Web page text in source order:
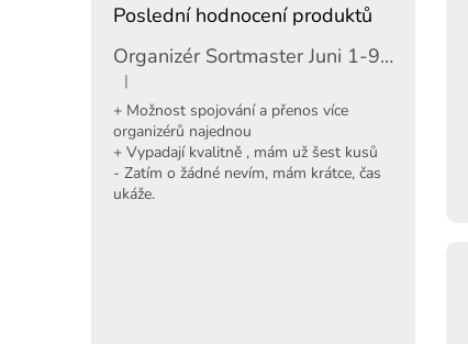
Poslední hodnocení produktů
Organizér Sortmaster Juni 1-97-483
Hodnocení produktu je 5 z 5 hvězdiček.
|
+ Možnost spojování a přenos více
organizérů najednou
+ Vypadají kvalitně , mám už šest kusů
- Zatím o žádné nevím, mám krátce, čas
ukáže.